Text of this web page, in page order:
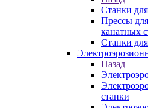
Станки
Прессы
канатных
Станки
Назад
станки